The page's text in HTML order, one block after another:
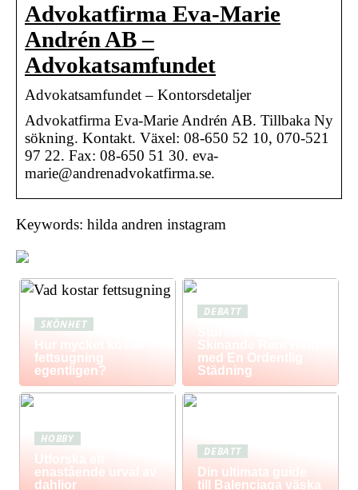
Advokatfirma Eva-Marie
Andrén AB –
Advokatsamfundet
Advokatsamfundet – Kontorsdetaljer
Advokatfirma Eva-Marie Andrén AB. Tillbaka Ny
sökning. Kontakt. Växel: 08-650 52 10, 070-521
97 22. Fax: 08-650 51 30. eva-
marie@andrenadvokatfirma.se.
Keywords: hilda andren instagram
SKÖNHET
Hur mycket kostar
fettsugning
egentligen?
DEBATT
Skinande Rent Hem
med En Ordentlig
Städning
HOBBY
Utforska ett
enastående urval av
dahlior
DEBATT
Din ultimata guide
till Balenciaga väska